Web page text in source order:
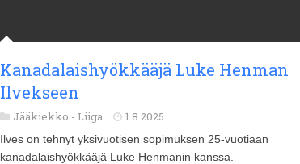
Kanadalaishyökkääjä Luke Henman
Ilvekseen
Jääkiekko - Liiga 1.8.2025
Ilves on tehnyt yksivuotisen sopimuksen 25-vuotiaan
kanadalaishyökkääjä Luke Henmanin kanssa.